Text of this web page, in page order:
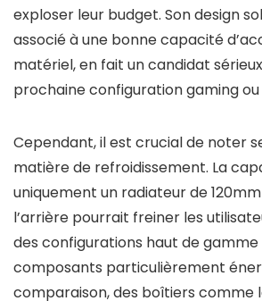
exploser leur budget. Son design
associé à une bonne capacité
matériel, en fait un candidat
prochaine configuration gaming
Cependant, il est crucial de noter
matière de refroidissement. La
uniquement un radiateur de
l’arrière pourrait freiner les
des configurations haut de gamme
composants particulièrement
comparaison, des boîtiers comme